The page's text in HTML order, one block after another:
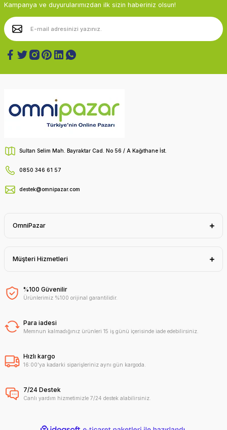
Kampanya ve duyurularımızdan ilk sizin haberiniz olsun!
Sultan Selim Mah. Bayraktar Cad. No 56 / A Kağıthane İst.
0850 346 61 57
destek@omnipazar.com
OmniPazar
Müşteri Hizmetleri
%100 Güvenilir
Ürünlerimiz %100 orijinal garantilidir.
Para iadesi
Memnun kalmadığınız ürünleri 15 iş günü içerisinde iade edebilirsiniz.
Hızlı kargo
16:00'ya kadarki siparişleriniz aynı gün kargoda.
7/24 Destek
Canlı yardım hizmetimizle 7/24 destek alabilirsiniz.